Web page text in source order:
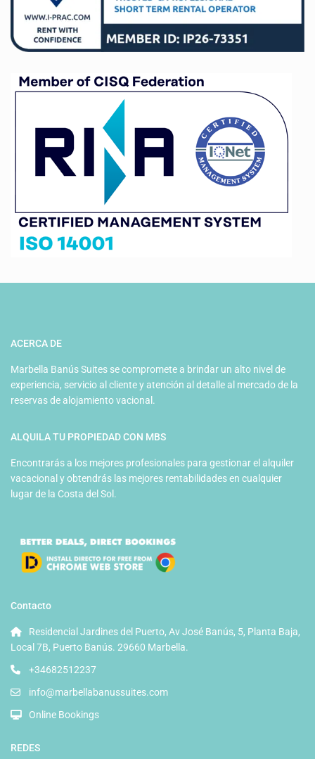
ACERCA DE
Marbella Banús Suites se compromete a brindar un alto nivel de
experiencia, servicio al cliente y atención al detalle al mercado de la
reservas de alojamiento vacional.
ALQUILA TU PROPIEDAD CON MBS
Encontrarás a los mejores profesionales para gestionar el alquiler
vacacional y obtendrás las mejores rentabilidades en cualquier
lugar de la Costa del Sol.
Contacto
Residencial Jardines del Puerto, Av José Banús, 5, Planta Baja,
Local 7B, Puerto Banús. 29660 Marbella.
+34682512237
info@marbellabanussuites.com
Online Bookings
REDES